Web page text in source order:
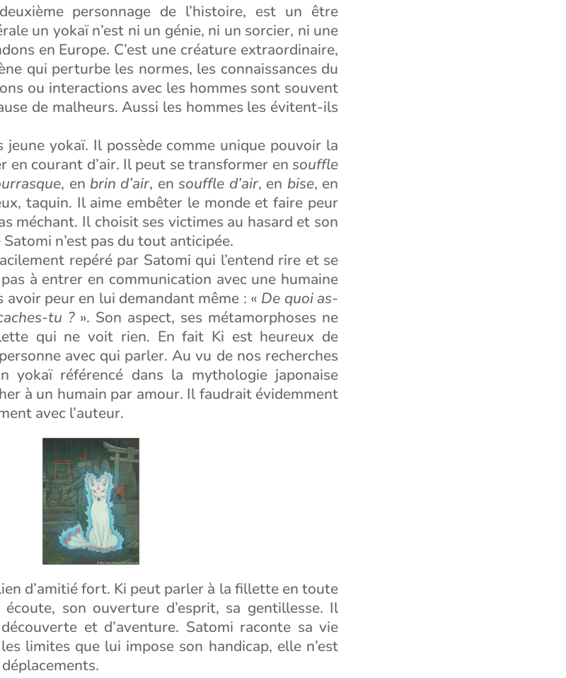
personnage de l’histoire, est un être
un yokaï n’est ni un génie, ni un sorcier, ni une
en Europe. C’est une créature extraordinaire,
qui perturbe les normes, les connaissances du
ou interactions avec les hommes sont souvent
de malheurs. Aussi les hommes les évitent-ils
jeune yokaï. Il possède comme unique pouvoir la
en courant d’air. Il peut se transformer en souffle
, en brin d’air, ensouffle d’air, en bise, en
taquin. Il aime embêter le monde et faire peur
méchant. Il choisit ses victimes au hasard et son
n’est pas du tout anticipée.
repéré par Satomi qui l’entend rire et se
à entrer en communication avec une humaine
avoir peur en lui demandant même : « De quoi as-
tu ?». Son aspect, ses métamorphoses ne
qui ne voit rien. En fait Ki est heureux de
avec qui parler. Au vu de nos recherches
yokaï référencé dans la mythologie japonaise
à un humain par amour. Il faudrait évidemment
avec l’auteur.
d’amitié fort. Ki peut parler à la fillette en toute
son ouverture d’esprit, sa gentillesse. Il
et d’aventure. Satomi raconte sa vie
limites que lui impose son handicap, elle n’est